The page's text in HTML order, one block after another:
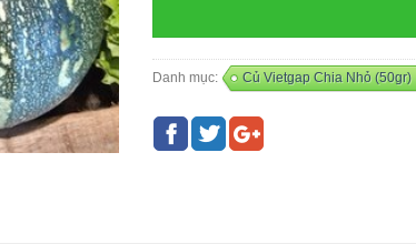
Danh mục: Củ Vietgap Chia Nhỏ (50gr)